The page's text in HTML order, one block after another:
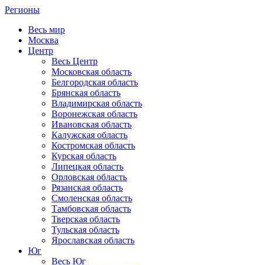
Регионы
Весь мир
Москва
Центр
Весь Центр
Московская область
Белгородская область
Брянская область
Владимирская область
Воронежская область
Ивановская область
Калужская область
Костромская область
Курская область
Липецкая область
Орловская область
Рязанская область
Смоленская область
Тамбовская область
Тверская область
Тульская область
Ярославская область
Юг
Весь Юг